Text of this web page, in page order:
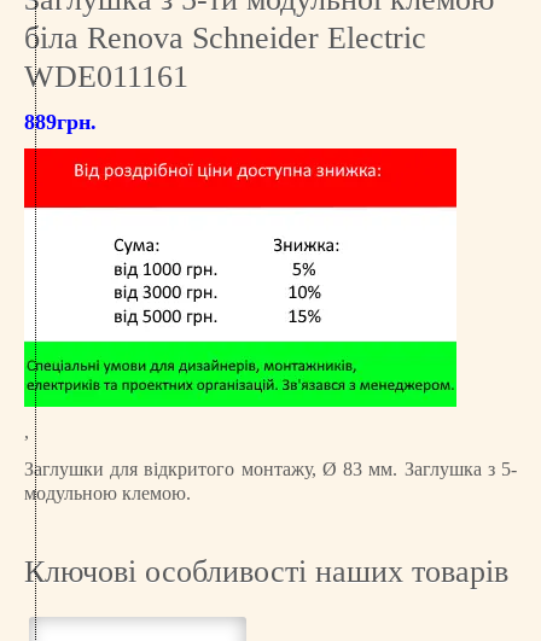
біла Renova Schneider Electric
WDE011161
889грн.
,
Заглушки для відкритого монтажу, Ø 83 мм. Заглушка з 5-
модульною клемою.
Ключові особливості наших товарів